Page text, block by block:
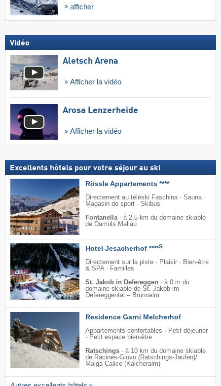
afficher
Vidéo
Aletsch Arena
Afficher la vidéo
Arosa Lenzerheide
Afficher la vidéo
Excellents hôtels pour votre séjour au ski
Rössle Appartements ****
Directement au téléski Faschina · Sauna ·
Magasin de sport · Skibus
Fontanella · à 2,5 km du domaine skiable
de Damüls Mellau
Hotel Jesacherhof ****S
Directement sur la piste · Plaisir · Bien-être
& SPA · Familles
St. Jakob in Defereggen · à 0 m du
domaine skiable de St. Jakob im
Defereggental – Brunnalm
Residence Garni Melcherhof
Appartements confortables · Petit-déjeuner
· Petit espace bien-être
Ratschings · à 10 km du domaine skiable
de Racines-Giovo (Ratschings-Jaufen)/​
Malga Calice (Kalcheralm)